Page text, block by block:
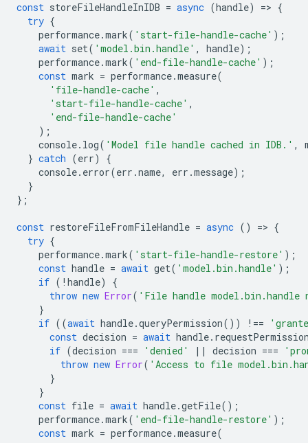
const storeFileHandleInIDB = async (handle) => {
try {
performance.mark( 'start-file-handle-cache' );
await set( 'model.bin.handle' , handle);
performance.mark( 'end-file-handle-cache' );
const mark = performance.measure(
'file-handle-cache' ,
'start-file-handle-cache' ,
'end-file-handle-cache'
);
console. log( 'Model file handle cached in IDB.' ,
} catch (err)
{
console. error(err .name, err .message);
}
};
const restoreFileFromFileHandle = async () => {
try {
performance.mark( 'start-file-handle-restore' );
const handle = await get( 'model.bin.handle' );
if ( ! handle)
{
throw new Error( 'File handle
}
if ((await handle.queryPermission()) !==
const decision = await handle.
if (decision === 'denied' || decision ===
throw new Error( 'Access to file
}
}
const file = await handle.getFile();
performance.mark( 'end-file-handle-restore' );
const mark = performance.measure(